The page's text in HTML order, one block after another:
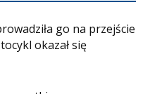
go na przejście
okazał się